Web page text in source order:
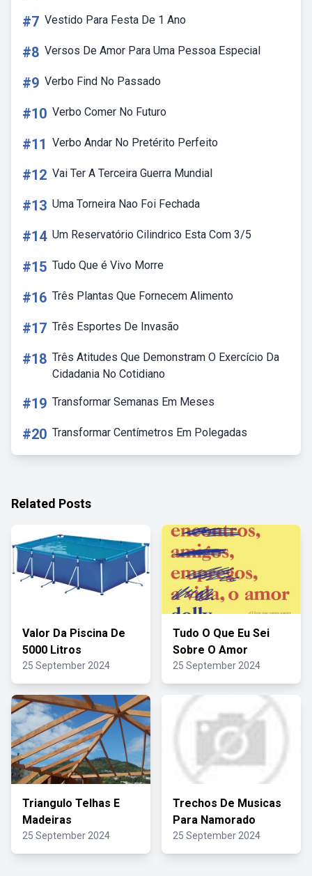
#7 Vestido Para Festa De 1 Ano
#8 Versos De Amor Para Uma Pessoa Especial
#9 Verbo Find No Passado
#10 Verbo Comer No Futuro
#11 Verbo Andar No Pretérito Perfeito
#12 Vai Ter A Terceira Guerra Mundial
#13 Uma Torneira Nao Foi Fechada
#14 Um Reservatório Cilindrico Esta Com 3/5
#15 Tudo Que é Vivo Morre
#16 Três Plantas Que Fornecem Alimento
#17 Três Esportes De Invasão
#18 Três Atitudes Que Demonstram O Exercício Da
Cidadania No Cotidiano
#19 Transformar Semanas Em Meses
#20 Transformar Centímetros Em Polegadas
Related Posts
Valor Da Piscina De
5000 Litros
25 September 2024
Tudo O Que Eu Sei
Sobre O Amor
25 September 2024
Triangulo Telhas E
Madeiras
25 September 2024
Trechos De Musicas
Para Namorado
25 September 2024